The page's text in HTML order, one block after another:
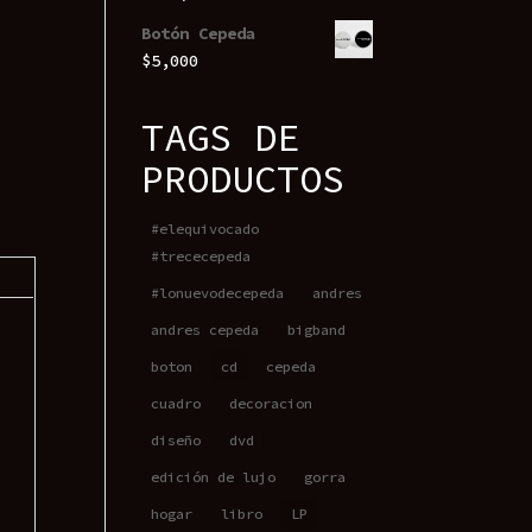
Botón Cepeda
$5,000
TAGS DE
PRODUCTOS
#elequivocado
#trececepeda
#lonuevodecepeda andres
andres cepeda bigband
boton cd cepeda
cuadro decoracion
diseño dvd
edición de lujo gorra
hogar libro LP